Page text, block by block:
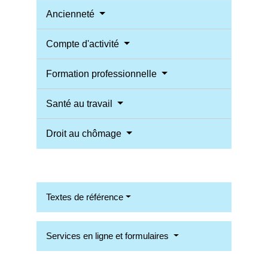
Ancienneté
Compte d'activité
Formation professionnelle
Santé au travail
Droit au chômage
Textes de référence
Services en ligne et formulaires